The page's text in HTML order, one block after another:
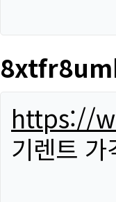
https://
기렌트